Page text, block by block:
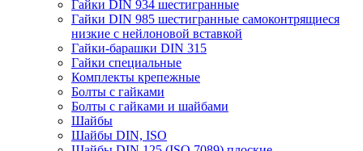
Гайки DIN 934 шестигранные
Гайки DIN 985 шестигранные самоконтрящиеся
низкие с нейлоновой вставкой
Гайки-барашки DIN 315
Гайки специальные
Комплекты крепежные
Болты с гайками
Болты с гайками и шайбами
Шайбы
Шайбы DIN, ISO